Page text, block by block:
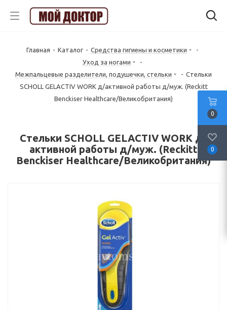
Главная - Каталог - Средства гигиены и косметики
-
Уход за ногами
-
Межпальцевые разделители, подушечки, стельки
- Стельки
SCHOLL GELACTIV WORK д/активной работы д/муж. (Reckitt
Benckiser Healthcare/Великобритания)
Стельки SCHOLL GELACTIV WORK д/
активной работы д/муж. (Reckitt
Benckiser Healthcare/Великобритания)
0
0